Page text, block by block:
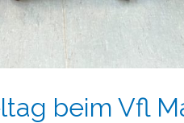
beim Vfl